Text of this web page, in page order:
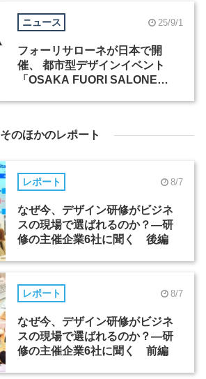
ニュース 25/9/1
フォーリサローネが日本で開
催、 都市型デザインイベント
「OSAKA FUORI SALONE
そのほかのレポート
レポート 8/7
なぜ今、デザイン研修がビジネ
スの現場で選ばれるのか？―研
修の主催企業6社に聞く 後編
レポート 8/7
なぜ今、デザイン研修がビジネ
スの現場で選ばれるのか？―研
修の主催企業6社に聞く 前編